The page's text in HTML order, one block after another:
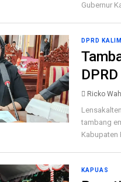
Gubernur
DPRD
Ricko
tambang
Kabupaten
KAPUAS